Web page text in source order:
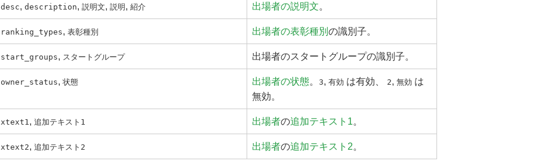
desc, description, 説明文, 説明 , 紹介 出場者の説明文。
ranking_types, 表彰種別 出場者の表彰種別 の識別子。
start_groups, スタートグループ 出場者のスタートグループの識別子。
owner_status, 状態 出場者の状態。 3, 有効 は有効、 2, 無効 は
無効。
xtext1 , 追加テキスト1 出場者の追加テキスト1。
xtext2, 追加テキスト2 出場者の追加テキスト2。